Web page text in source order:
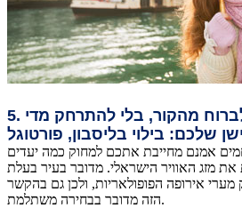
לברוח מהקור, בלי להתרחק מדי
שלכם: בילוי בליסבון, פורטוגל
אמנם מחייבת אתכם למחוק כמה יעדים
מזג האוויר הישראלי. מדובר בעיר בעלת
אירופה הפופולאריות, ולכן גם בהקשר
הזה מדובר בבחירה משתלמת.